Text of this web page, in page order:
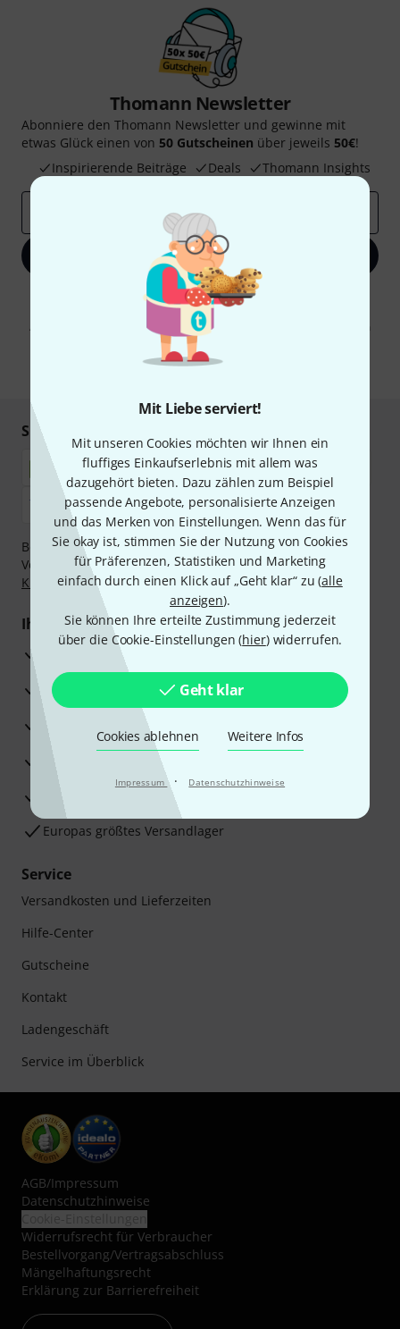
Mit Liebe serviert!
Mit unseren Cookies möchten wir Ihnen ein
fluffiges Einkaufserlebnis mit allem was
dazugehört bieten. Dazu zählen zum Beispiel
passende Angebote, personalisierte Anzeigen
und das Merken von Einstellungen. Wenn das für
Sie okay ist, stimmen Sie der Nutzung von Cookies
für Präferenzen, Statistiken und Marketing
einfach durch einen Klick auf „Geht klar“ zu (alle
anzeigen).
Sie können Ihre erteilte Zustimmung jederzeit
über die Cookie-Einstellungen (hier) widerrufen.
Geht klar
Cookies ablehnen Weitere Infos
Impressum · Datenschutzhinweise
Thomann Newsletter
Abonniere den Thomann Newsletter und gewinne mit
etwas Glück einen von 50 Gutscheinen über jeweils 50€!
Inspirierende Beiträge
Deals Thomann Insights
Jetzt anmelden
Mit Klick auf „Jetzt anmelden“ stimmen Sie dem Erhalt von E-Mail-
Werbung und einer Messung des E-Mail-Nutzungsverhaltens zu. Die
Abmeldung ist jederzeit möglich. Weitere Informationen finden Sie in
unserenDatenschutzhinweisen
* Pflichtfeld
Sicher einkaufen & bezahlen
Bezahlen Sie vertraulich und sicher per Nachnahme,
Vorkasse, PayPal, Amazon Pay,Klarna Sofort bezahlen
Klarna Ratenzahlungoder Kreditkarte.
Ihre Vorteile
3 Jahre Thomann Garantie
30 Tage Money-Back-Garantie
Beratung durch Fachexperten
Zufriedenheitsgarantie
Europas größtes Versandlager
Service
Versandkosten und Lieferzeiten
Hilfe-Center
Gutscheine
Kontakt
Ladengeschäft
Service im Überblick
AGB/Impressum
Datenschutzhinweise
Widerrufsrecht für Verbraucher
Bestellvorgang/Vertragsabschluss
Mängelhaftungsrecht
Erklärung zur Barrierefreiheit